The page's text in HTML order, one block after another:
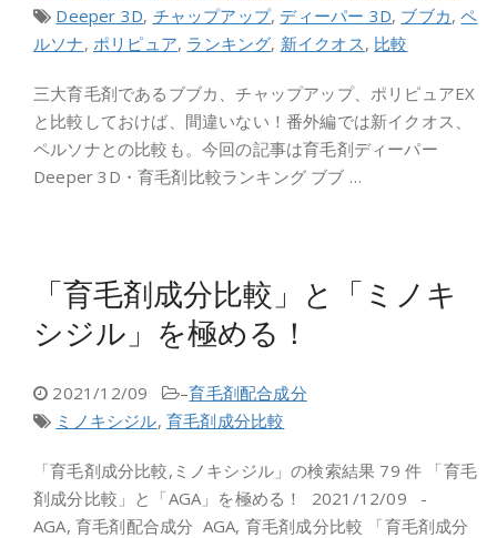
Deeper 3D, チャップアップ, ディーパー 3D, ブブカ,ペ
ルソナ,ポリピュア, ランキング, 新イクオス, 比較
三大育毛剤であるブブカ、チャップアップ、ポリピュアEX
と比較しておけば、間違いない！番外編では新イクオス、
ペルソナとの比較も。今回の記事は育毛剤ディーパー
Deeper 3D・育毛剤比較ランキング ブブ …
「育毛剤成分比較」と「ミノキ
シジル」を極める！
2021/12/09 –育毛剤配合成分
ミノキシジル,育毛剤成分比較
「育毛剤成分比較,ミノキシジル」の検索結果 79 件 「育毛
剤成分比較」と「AGA」を極める！ 2021/12/09 -
AGA, 育毛剤配合成分 AGA, 育毛剤成分比較 「育毛剤成分